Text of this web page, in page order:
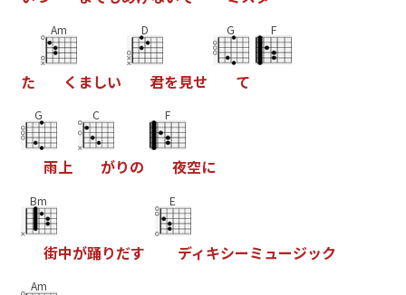
た
Am
く ましい
D
君を見せ
G
て
F
G
雨上
C
がりの
F
夜空に
Bm
街中が踊りだす
E
ディキシーミュージック
Am